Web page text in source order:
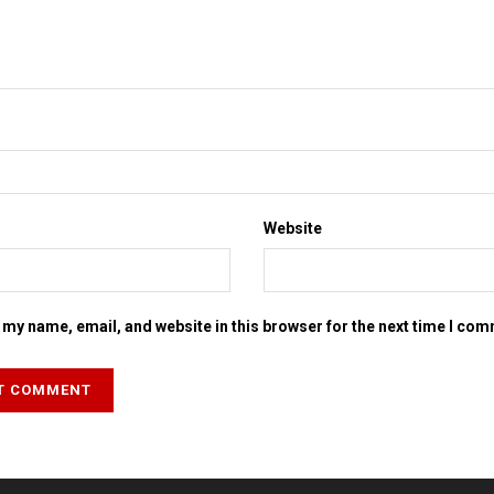
Website
my name, email, and website in this browser for the next time I